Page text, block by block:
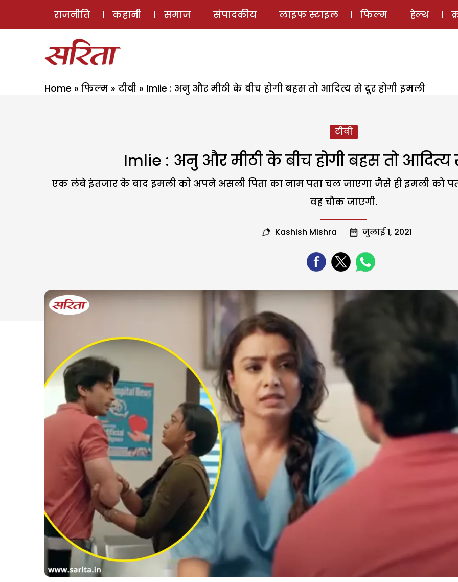
ई-मैगज़ीन
राजनीति कहानी समाज संपादकीय लाइफ स्टाइल फिल्म हेल्थ
Home » फिल्म » टीवी » Imlie : अनु और मीठी के बीच होगी बहस तो आदित्य से दूर होगी इमली
टीवी
Imlie : अनु और मीठी के बीच होगी बहस तो आदित्य
एक लंबे इंतजार के बाद इमली को अपने असली पिता का नाम पता चल जाएगा जैसे ही इमली को
वह चौक जाएगी.
Kashish Mishra जुलाई 1, 2021